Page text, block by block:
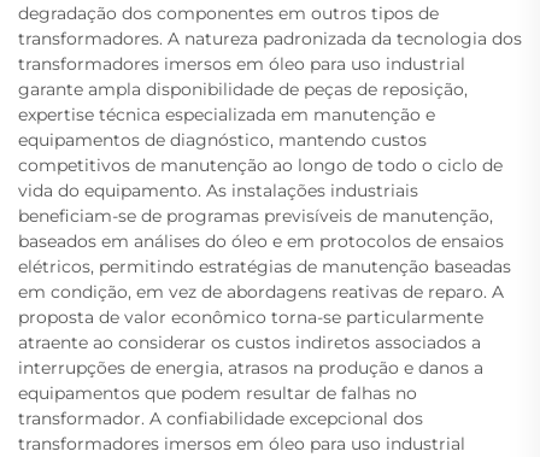
degradação dos componentes em outros tipos de
transformadores. A natureza padronizada da tecnologia dos
transformadores imersos em óleo para uso industrial
garante ampla disponibilidade de peças de reposição,
expertise técnica especializada em manutenção e
equipamentos de diagnóstico, mantendo custos
competitivos de manutenção ao longo de todo o ciclo de
vida do equipamento. As instalações industriais
beneficiam-se de programas previsíveis de manutenção,
baseados em análises do óleo e em protocolos de ensaios
elétricos, permitindo estratégias de manutenção baseadas
em condição, em vez de abordagens reativas de reparo. A
proposta de valor econômico torna-se particularmente
atraente ao considerar os custos indiretos associados a
interrupções de energia, atrasos na produção e danos a
equipamentos que podem resultar de falhas no
transformador. A confiabilidade excepcional dos
transformadores imersos em óleo para uso industrial